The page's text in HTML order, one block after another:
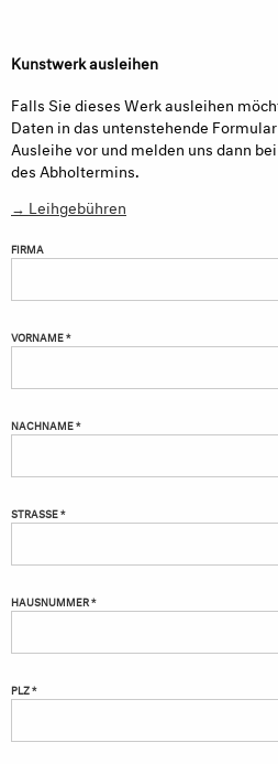
Kunstwerk ausleihen
Falls Sie dieses Werk ausleihen
Daten in das untenstehende
Ausleihe vor und melden uns dann
des Abholtermins.
→ Leihgebühren
FIRMA
VORNAME *
NACHNAME *
STRASSE *
HAUSNUMMER *
PLZ *